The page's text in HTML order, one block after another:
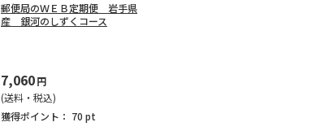
郵便局のＷＥＢ定期便 岩手県
産 銀河のしずくコース
7,060円
(送料・税込)
獲得ポイント： 70 pt